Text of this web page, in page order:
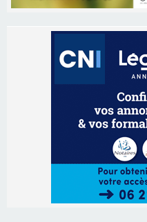
Les brèves
Ucciani – Marché
Corte – L’association
projection sous les